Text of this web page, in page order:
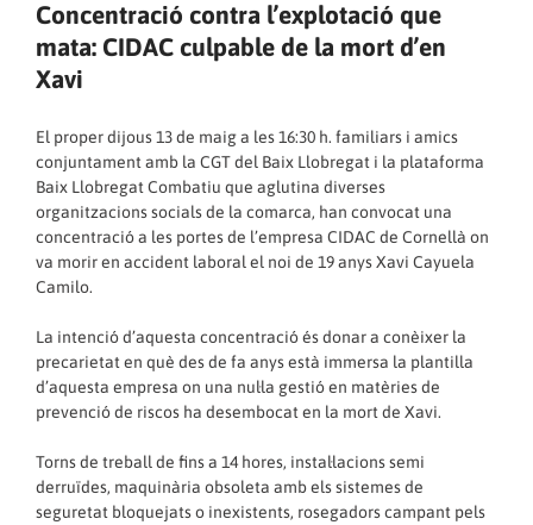
Concentració contra l’explotació que
mata: CIDAC culpable de la mort d’en
Xavi
El proper dijous 13 de maig a les 16:30 h. familiars i amics
conjuntament amb la CGT del Baix Llobregat i la plataforma
Baix Llobregat Combatiu que aglutina diverses
organitzacions socials de la comarca, han convocat una
concentració a les portes de l’empresa CIDAC de Cornellà on
va morir en accident laboral el noi de 19 anys Xavi Cayuela
Camilo.
La intenció d’aquesta concentració és donar a conèixer la
precarietat en què des de fa anys està immersa la plantilla
d’aquesta empresa on una nul·la gestió en matèries de
prevenció de riscos ha desembocat en la mort de Xavi.
Torns de treball de fins a 14 hores, instal·lacions semi
derruïdes, maquinària obsoleta amb els sistemes de
seguretat bloquejats o inexistents, rosegadors campant pels